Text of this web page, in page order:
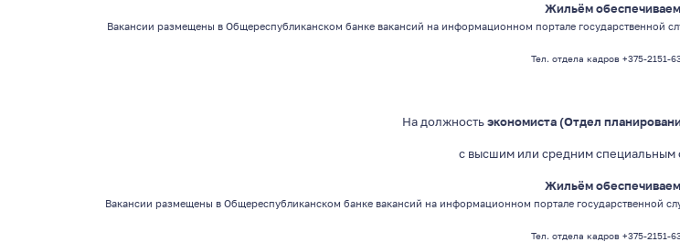
Жильём
Вакансии размещены в Общереспубликанском банке вакансий на информационном портале государственной
Тел. отдела кадров +375-2151-
На должностьэкономиста (Отдел
с высшим или средним специальным
Жильём
Вакансии размещены в Общереспубликанском банке вакансий на информационном портале государственной
Тел. отдела кадров +375-2151-